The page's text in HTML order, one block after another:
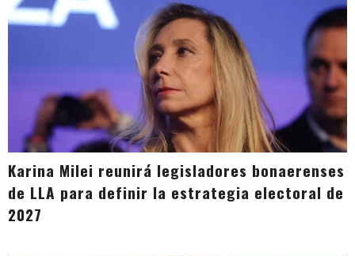
Karina Milei reunirá legisladores bonaerenses
de LLA para definir la estrategia electoral de
2027